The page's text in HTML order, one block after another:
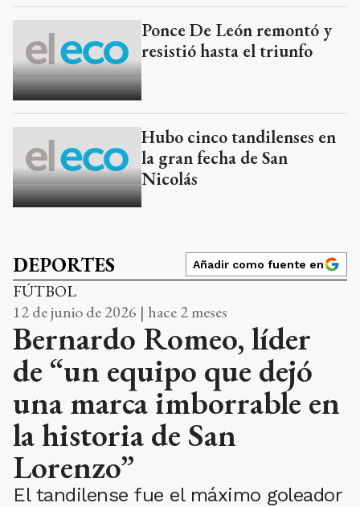
Ponce De León remontó y
resistió hasta el triunfo
Hubo cinco tandilenses en
la gran fecha de San
Nicolás
DEPORTES Añadir como fuente en
FÚTBOL
12 de junio de 2026 | hace 2 meses
Bernardo Romeo, líder
de “un equipo que dejó
una marca imborrable en
la historia de San
Lorenzo”
El tandilense fue el máximo goleador